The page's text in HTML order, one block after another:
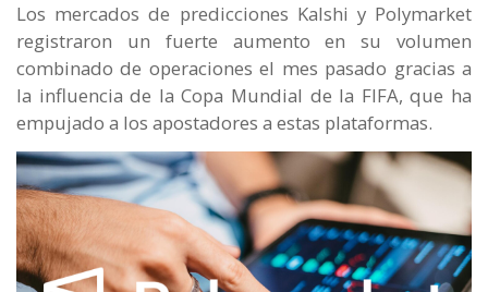
Los mercados de predicciones Kalshi y Polymarket
registraron un fuerte aumento en su volumen
combinado de operaciones el mes pasado gracias a
la influencia de la Copa Mundial de la FIFA, que ha
empujado a los apostadores a estas plataformas.